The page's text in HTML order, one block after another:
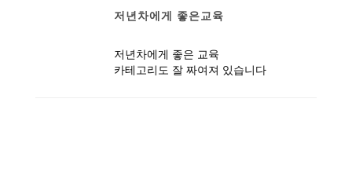
저년차에게 좋은교육
저년차에게 좋은 교육
카테고리도 잘 짜여져 있습니다